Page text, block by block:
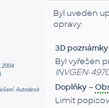
Autodesk
Byl uveden
opravy:
3D poznámky
Byl vyřešen
INVGEN-
Doplňky –
Limit